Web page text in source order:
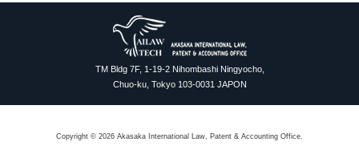
TM Bldg 7F, 1-19-2 Nihombashi Ningyocho,
Chuo-ku, Tokyo 103-0031 JAPON
Copyright © 2026 Akasaka International Law, Patent & Accounting Office.